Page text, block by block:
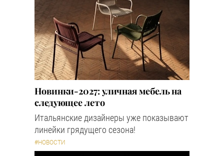
Новинки-2027: уличная мебель на
следующее лето
Итальянские дизайнеры уже показывают
линейки грядущего сезона!
#НОВОСТИ